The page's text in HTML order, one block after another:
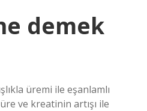
demek
üremi ile eşanlamlı
ve kreatinin artışı ile